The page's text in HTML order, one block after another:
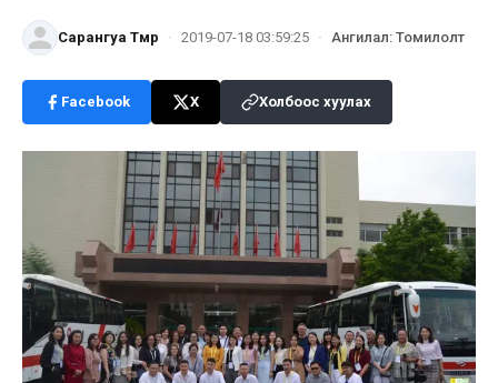
Сарангуа Төмөр · 2019-07-18 03:59:25 · Ангилал: Томилолт
Facebook X Холбоос хуулах